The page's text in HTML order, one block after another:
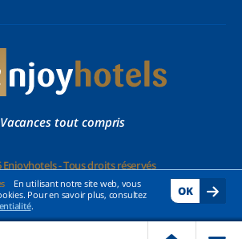
En utilisant notre site web, vous
Pour en savoir plus, consultez
.
OK
Vacances tout compris
Enjoyhotels - Tous droits réservés